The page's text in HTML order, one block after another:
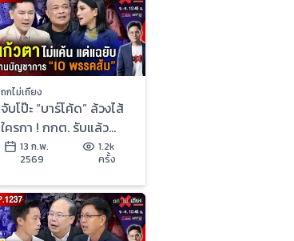
ถกไม่เถียง
จับโป๊ะ “บาร์โค้ด” ล้วงไส้
ใครกา ! กกต. รับแล้ว
“สแกนถึงต้นขั้ว” จับตา
“ส่อโมฆะ” ?
13 ก.พ.
2569
1.2k
ครั้ง